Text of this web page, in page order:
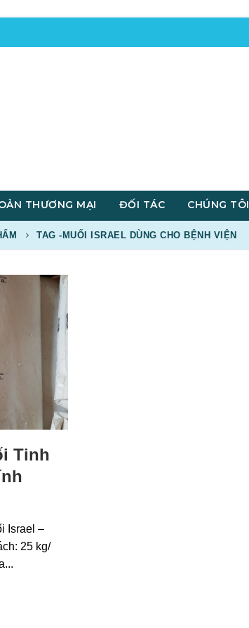
THƯƠNG MẠI ĐỐI TÁC CHÚNG TÔI
TAG -MUỐI ISRAEL DÙNG CHO BỆNH VIỆN
Tinh
Israel –
25 kg/